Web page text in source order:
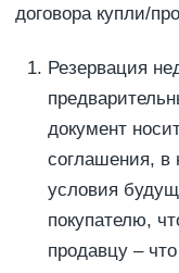
договора купли/
Резервация
документ
соглашения, в
условия
покупателю,
продавцу –